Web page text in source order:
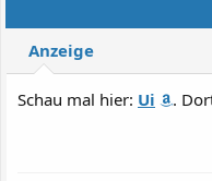
Anzeige
Schau mal hier: Ui .